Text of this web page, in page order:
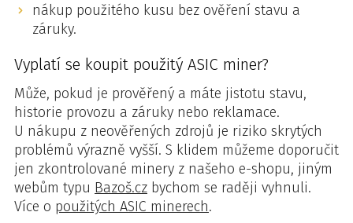
nákup použitého kusu bez ověření stavu a
záruky.
Vyplatí se koupit použitý ASIC miner?
Může, pokud je prověřený a máte jistotu stavu,
historie provozu a záruky nebo reklamace.
U nákupu z neověřených zdrojů je riziko skrytých
problémů výrazně vyšší. S klidem můžeme doporučit
jen zkontrolované minery z našeho e-shopu, jiným
webům typu Bazoš.cz bychom se raději vyhnuli.
Více o použitých ASIC minerech.